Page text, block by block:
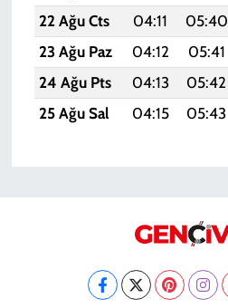
22 Ağu Cts
04:11 05:40
23 Ağu Paz
04:12 05:41
24 Ağu Pts
04:13 05:42
25 Ağu Sal
04:15 05:43